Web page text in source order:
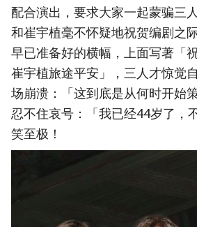
配合演出，要求大家一起蒙骗三
和崔宇植毫不怀疑地祝贺编剧之
早已准备好的横幅，上面写著「
崔宇植旅途平安」，三人才惊觉
场崩溃：「这到底是从何时开始
忍不住哀号：「我已经44岁了，
笑至极！